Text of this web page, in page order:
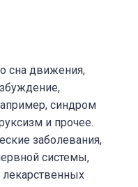
сна движения,
синдром
и прочее.
заболевания,
системы,